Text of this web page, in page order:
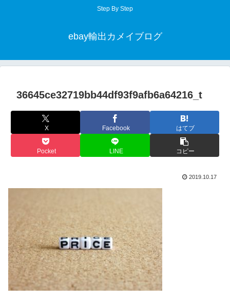
Step By Step
ebay輸出カメイブログ
36645ce32719bb44df93f9afb6a64216_t
X Facebook はてブ
Pocket LINE コピー
2019.10.17